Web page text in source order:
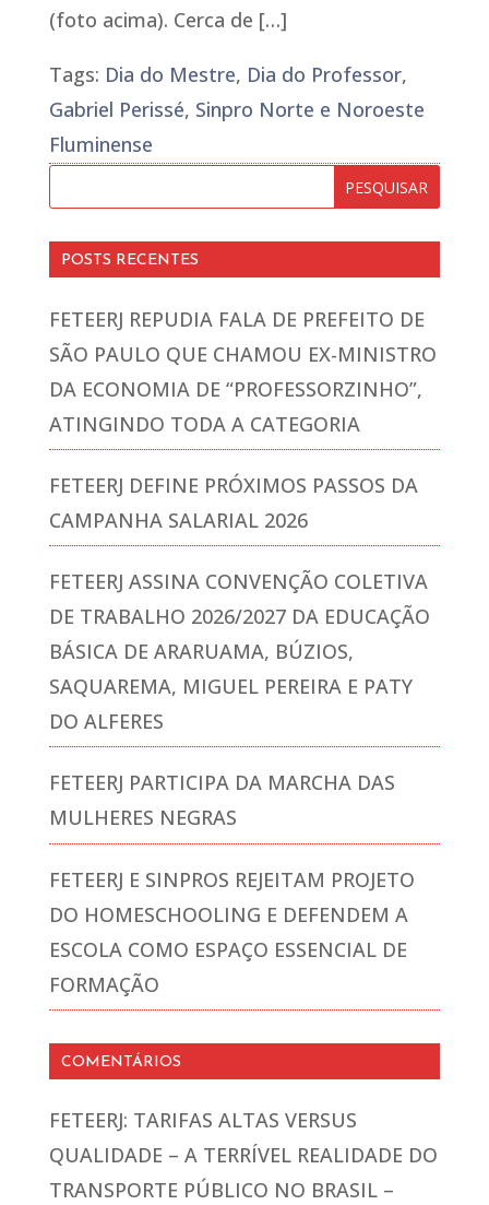
(foto acima). Cerca de […]
Tags: Dia do Mestre, Dia do Professor,
Gabriel Perissé, Sinpro Norte e Noroeste
Fluminense
POSTS RECENTES
FETEERJ REPUDIA FALA DE PREFEITO DE
SÃO PAULO QUE CHAMOU EX-MINISTRO
DA ECONOMIA DE “PROFESSORZINHO”,
ATINGINDO TODA A CATEGORIA
FETEERJ DEFINE PRÓXIMOS PASSOS DA
CAMPANHA SALARIAL 2026
FETEERJ ASSINA CONVENÇÃO COLETIVA
DE TRABALHO 2026/2027 DA EDUCAÇÃO
BÁSICA DE ARARUAMA, BÚZIOS,
SAQUAREMA, MIGUEL PEREIRA E PATY
DO ALFERES
FETEERJ PARTICIPA DA MARCHA DAS
MULHERES NEGRAS
FETEERJ E SINPROS REJEITAM PROJETO
DO HOMESCHOOLING E DEFENDEM A
ESCOLA COMO ESPAÇO ESSENCIAL DE
FORMAÇÃO
COMENTÁRIOS
FETEERJ: TARIFAS ALTAS VERSUS
QUALIDADE – A TERRÍVEL REALIDADE DO
TRANSPORTE PÚBLICO NO BRASIL –